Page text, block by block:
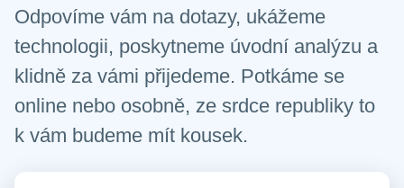
O nás
+420 603 205 000 Demo a konzultace ZDARMA
Odpovíme vám na dotazy, ukážeme
technologii, poskytneme úvodní analýzu a
klidně za vámi přijedeme. Potkáme se
online nebo osobně, ze srdce republiky to
k vám budeme mít kousek.